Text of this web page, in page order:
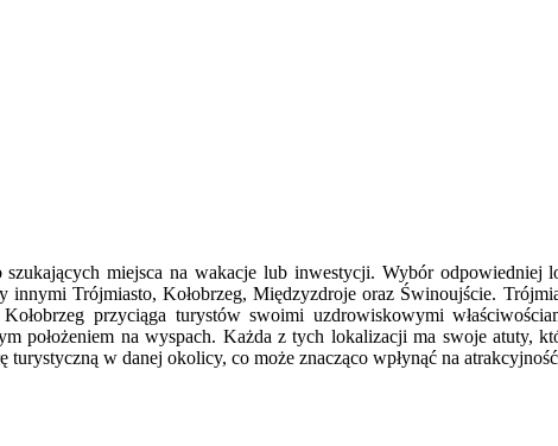
szukających miejsca na wakacje lub inwestycji. Wybór
Trójmiasto, Kołobrzeg, Międzyzdroje oraz Świnoujście.
przyciąga turystów swoimi uzdrowiskowymi
na wyspach. Każda z tych lokalizacji ma swoje atuty,
w danej okolicy, co może znacząco wpłynąć na